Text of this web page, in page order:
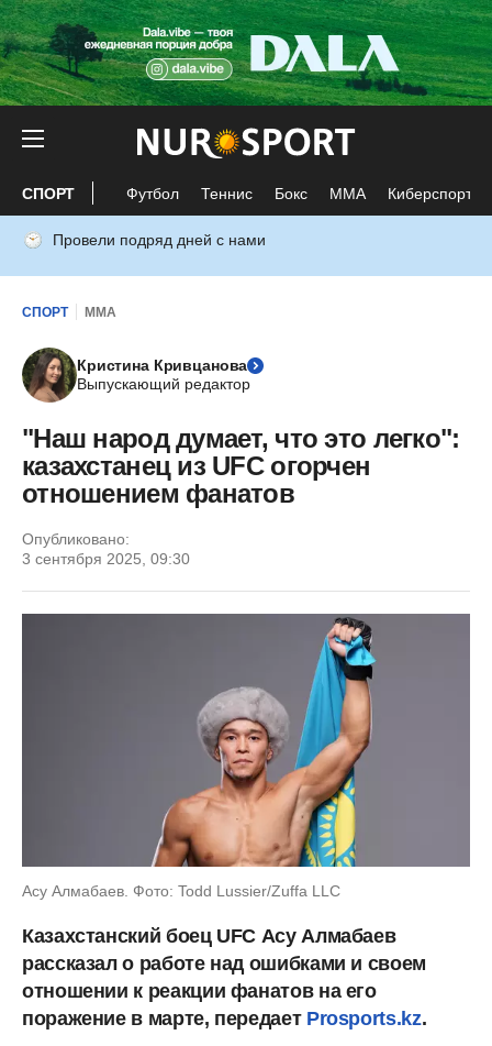
СПОРТ Футбол Теннис Бокс ММА Киберспорт
Провели подряд дней с нами
СПОРТ ММА
Кристина Кривцанова
Выпускающий редактор
"Наш народ думает, что это легко":
казахстанец из UFC огорчен
отношением фанатов
Опубликовано:
3 сентября 2025, 09:30
Асу Алмабаев. Фото: Todd Lussier/Zuffa LLC
Казахстанский боец UFC Асу Алмабаев
рассказал о работе над ошибками и своем
отношении к реакции фанатов на его
поражение в марте, передает Prosports.kz.